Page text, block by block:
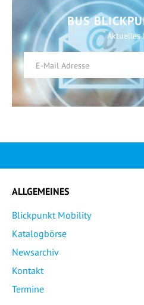
BUS
Aktuelles
ALLGEMEINES
Blickpunkt Mobility
Katalogbörse
Newsarchiv
Kontakt
Termine